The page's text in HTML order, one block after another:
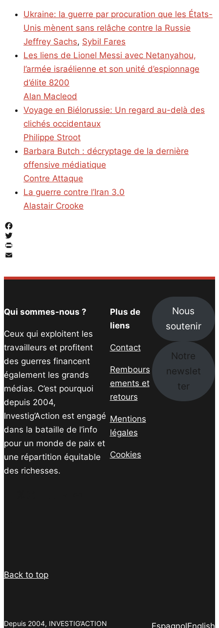
Ukraine: la guerre par procuration que les États-
Unis mènent sans relâche contre la Russie
Jeffrey Sachs, Sybil Fares
Les liens de Lionel Messi avec Netanyahou,
l’armée israélienne et son unité d’espionnage
d’élite 8200
Alan Macleod
Voyage en Biélorussie: Un regard au-delà des
clichés occidentaux
Philippe Stroot
Barbara Butch : décryptage de la dernière
offensive médiatique
Contre Attaque
La guerre contre l’Iran 3.0
Alastair Crooke
Facebook
Twitter
PrintFriendly
Qui sommes-nous ?
Ceux qui exploitent les
travailleurs et profitent
des guerres financent
également les grands
médias. C’est pourquoi
depuis 2004,
Investig’Action est engagé
dans la bataille de l’info
pour un monde de paix et
une répartition équitable
des richesses.
Plus de
liens
Contact
Rembours
ements et
retours
Mentions
légales
Cookies
Nous
soutenir
Notre
newslet
ter
Back to top
Depuis 2004, INVESTIG’ACTION
EspagnolEnglish